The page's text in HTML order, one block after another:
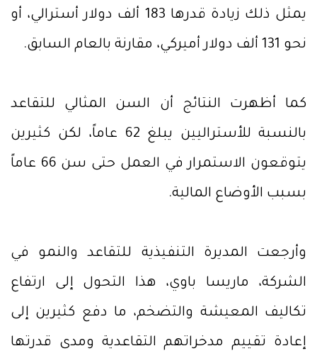
يمثل ذلك زيادة قدرها 183 ألف دولار أسترالي، أو
نحو 131 ألف دولار أميركي، مقارنة بالعام السابق.
كما أظهرت النتائج أن السن المثالي للتقاعد
بالنسبة للأستراليين يبلغ 62 عاماً، لكن كثيرين
يتوقعون الاستمرار في العمل حتى سن 66 عاماً
بسبب الأوضاع المالية.
وأرجعت المديرة التنفيذية للتقاعد والنمو في
الشركة، ماريسا باوي، هذا التحول إلى ارتفاع
تكاليف المعيشة والتضخم، ما دفع كثيرين إلى
إعادة تقييم مدخراتهم التقاعدية ومدى قدرتها